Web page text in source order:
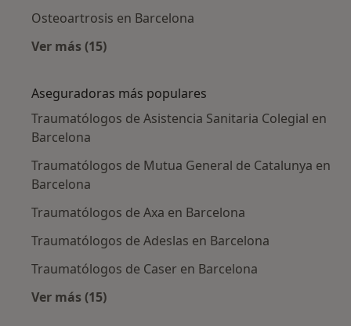
Osteoartrosis en Barcelona
Ver más (15)
Aseguradoras más populares
Traumatólogos de Asistencia Sanitaria Colegial en
Barcelona
Traumatólogos de Mutua General de Catalunya en
Barcelona
Traumatólogos de Axa en Barcelona
Traumatólogos de Adeslas en Barcelona
Traumatólogos de Caser en Barcelona
Ver más (15)